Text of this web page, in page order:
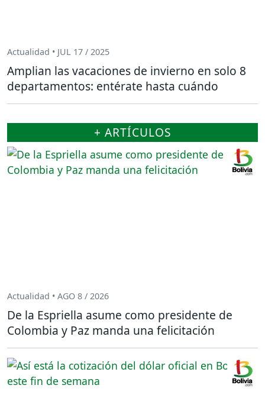
Actualidad • JUL 17 / 2025
Amplian las vacaciones de invierno en solo 8
departamentos: entérate hasta cuándo
+ ARTÍCULOS
Actualidad • AGO 8 / 2026
De la Espriella asume como presidente de
Colombia y Paz manda una felicitación